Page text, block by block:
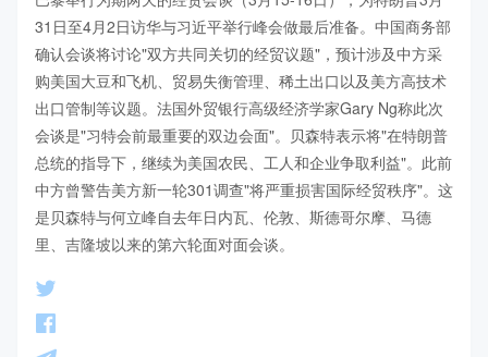
31日至4月2日访华与习近平举行峰会做最后准备。中国商务部
确认会谈将讨论"双方共同关切的经贸议题"，预计涉及中方采
购美国大豆和飞机、贸易失衡管理、稀土出口以及美方高技术
出口管制等议题。法国外贸银行高级经济学家Gary Ng称此次
会谈是"习特会前最重要的双边会面"。贝森特表示将"在特朗普
总统的指导下，继续为美国农民、工人和企业争取利益"。此前
中方曾警告美方新一轮301调查"将严重损害国际经贸秩序"。这
是贝森特与何立峰自去年日内瓦、伦敦、斯德哥尔摩、马德
里、吉隆坡以来的第六轮面对面会谈。